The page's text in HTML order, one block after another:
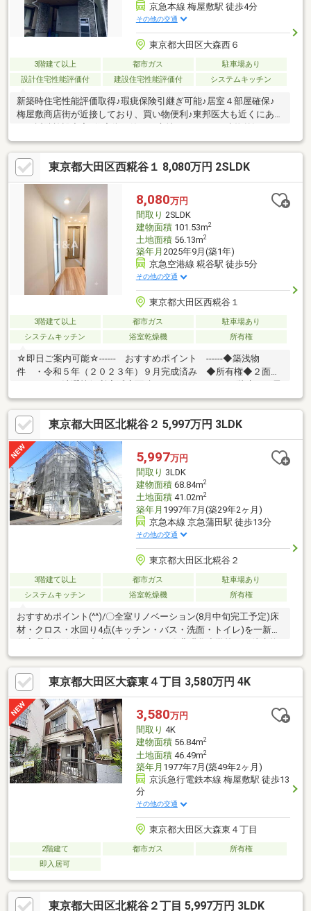
京急本線 梅屋敷駅 徒歩4分
その他の交通
東京都大田区大森西６
3階建て以上 都市ガス
駐車場あり
設計住宅性能評価付
建設住宅性能評価付 システムキッチン
新築時住宅性能評価取得♪瑕疵保険引継ぎ可能♪居室４部屋確保♪
梅屋敷商店街が近接しており、買い物便利♪東邦医大も近くにあ
り、近隣施設充実♪住宅街で静かな立地♪おしゃれな建物外観♪両
面バルコニー♪シューズインクローゼットから、洗面室にも出入り
可能♪外出先からすぐに、手洗い、入浴が可能です♪キッチンは分
譲時オリジナルカップボード付きで、機能的です♪省エネ等級４等
級の建物♪分譲メーカーオリジナル空気循環システム採用♪お問合
せお待ちしております！！
東京都大田区西糀谷１ 8,080万円 2SLDK
8,080万円
間取り 2SLDK
建物面積101.53m2
土地面積56.13m2
築年月 2025年9月(築1年)
京急空港線 糀谷駅 徒歩5分
その他の交通
東京都大田区西糀谷１
3階建て以上 都市ガス
駐車場あり
システムキッチン
浴室乾燥機 所有権
☆即日ご案内可能☆------ おすすめポイント ------◆築浅物
件 ・令和５年（２０２３年）９月完成済み ◆所有権◆２面バ
室＋２納戸ＬＤＫ ・パントリー２か所・床下収納付 ・１室納
戸除き２面採光採光・２居室南面窓あり◆空港線「糀谷」駅まで
徒歩5分の立地 ・３駅２路線利用可能な立地◆お買い物に便利
な周辺環境 ・マルエツ・まいばすけっとまで徒歩４分の立
地 ・郵便局まで徒歩１分、病院・コンビニも有り
東京都大田区北糀谷２ 5,997万円 3LDK
5,997万円
間取り 3LDK
建物面積68.84m2
土地面積41.02m2
築年月 1997年7月(築29年2ヶ月)
京急本線 京急蒲田駅 徒歩13分
その他の交通
東京都大田区北糀谷２
3階建て以上 都市ガス
駐車場あり
システムキッチン
浴室乾燥機 所有権
おすすめポイント(^^)/〇全室リノベーション(8月中旬完工予定)床
材・クロス・水回り4点(キッチン・バス・洗面・トイレ)を一新。
住宅瑕疵保険付で中古でも安心です。〇北糀谷小学校まで徒歩約1
分毎朝の通学がわずか1分。旧呑川緑道を通れば駅までの道もお子
様に安心のルートです。☆ 住宅ローンには自信がございま
す！ ☆・他社でお断りされた方、頭金（自己資金）が無い、少
ない、他借入が有る等でも取組みは可能です。 ※金融機関の審
査がございます。☆詳しくはお問合せください☆＜０１２０－５
５０ー６９０＞
東京都大田区大森東４丁目 3,580万円 4K
3,580万円
間取り 4K
建物面積56.84m2
土地面積46.49m2
築年月 1977年7月(築49年2ヶ月)
京浜急行電鉄本線 梅屋敷駅 徒歩13
分
その他の交通
東京都大田区大森東４丁目
2階建て 都市ガス
所有権
即入居可
東京都大田区北糀谷２丁目 5,997万円 3LDK